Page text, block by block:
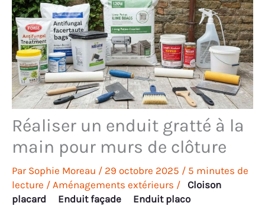
Réaliser un enduit gratté à la
main pour murs de clôture
Par Sophie Moreau / 29 octobre 2025 / 5 minutes de
lecture / Aménagements extérieurs / Cloison
placard
Enduit façade
Enduit placo